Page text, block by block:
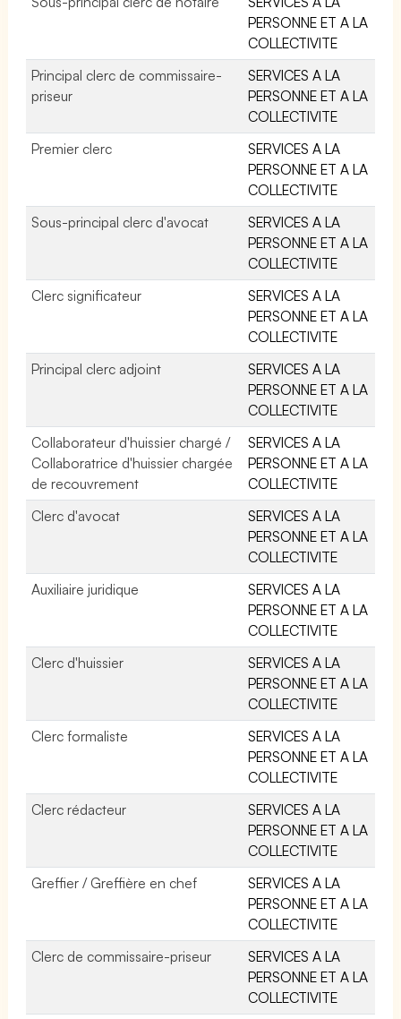
PERSONNE ET A LA
COLLECTIVITE
Principal clerc de commissaire-
priseur
SERVICES A LA
PERSONNE ET A LA
COLLECTIVITE
Premier clerc
SERVICES A LA
PERSONNE ET A LA
COLLECTIVITE
Sous-principal clerc d'avocat
SERVICES A LA
PERSONNE ET A LA
COLLECTIVITE
Clerc significateur
SERVICES A LA
PERSONNE ET A LA
COLLECTIVITE
Principal clerc adjoint
SERVICES A LA
PERSONNE ET A LA
COLLECTIVITE
Collaborateur d'huissier chargé /
Collaboratrice d'huissier chargée
de recouvrement
SERVICES A LA
PERSONNE ET A LA
COLLECTIVITE
Clerc d'avocat
SERVICES A LA
PERSONNE ET A LA
COLLECTIVITE
Auxiliaire juridique
SERVICES A LA
PERSONNE ET A LA
COLLECTIVITE
Clerc d'huissier
SERVICES A LA
PERSONNE ET A LA
COLLECTIVITE
Clerc formaliste
SERVICES A LA
PERSONNE ET A LA
COLLECTIVITE
Clerc rédacteur
SERVICES A LA
PERSONNE ET A LA
COLLECTIVITE
Greffier / Greffière en chef
SERVICES A LA
PERSONNE ET A LA
COLLECTIVITE
Clerc de commissaire-priseur
SERVICES A LA
PERSONNE ET A LA
COLLECTIVITE